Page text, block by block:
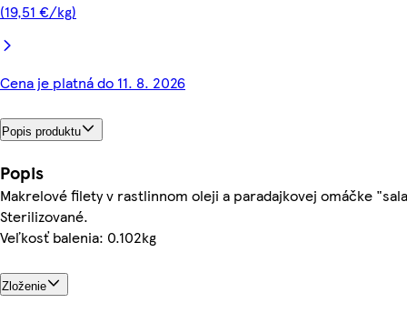
(19,51 €/kg)
Cena je platná do 11. 8. 2026
Popis produktu
Popis
Makrelové filety v rastlinnom oleji a paradajkovej omáčke
Sterilizované.
Veľkosť balenia: 0.102kg
Zloženie